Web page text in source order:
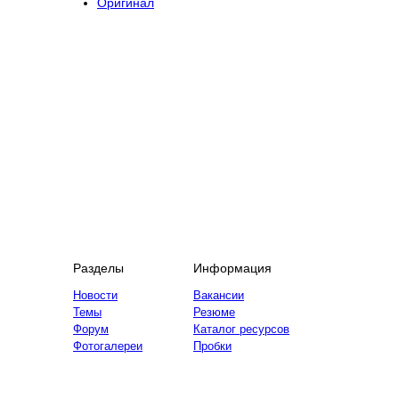
Разделы
Новости
Темы
Форум
Фотогалереи
Информация
Вакансии
Резюме
Каталог ресурсов
Пробки